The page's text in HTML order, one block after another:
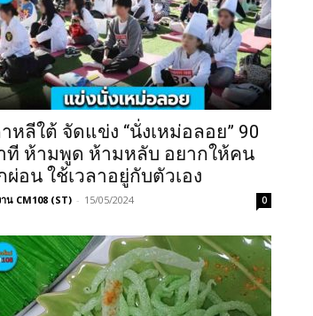
าหลีใต้ จัดแข่ง “นั่งเหม่อลอย” 90
ที ห้ามพูด ห้ามหลับ อยากให้คน
ผ่อน ใช้เวลาอยู่กับตัวเอง
น CM108 (ST) - 15/05/2024 0